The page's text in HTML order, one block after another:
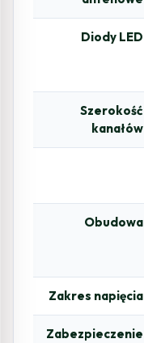
Diody LED
Szerokość
kanałów
Obudowa
Zakres napięcia
Zabezpieczenie